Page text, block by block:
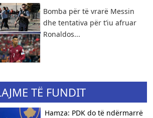
Bomba për të vrarë Messin
dhe tentativa për t’iu afruar
Ronaldos...
TË FUNDIT
Hamza: PDK do të ndërmarrë